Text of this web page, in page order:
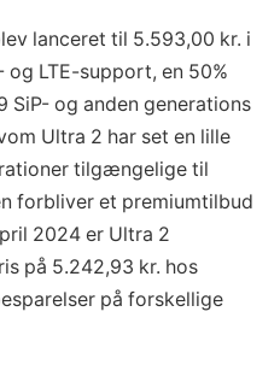
lanceret til 5.593,00 kr. i
og LTE-support, en 50%
SiP- og anden generations
Ultra 2 har set en lille
tilgængelige til
forbliver et premiumtilbud
2024 er Ultra 2
på 5.242,93 kr. hos
på forskellige